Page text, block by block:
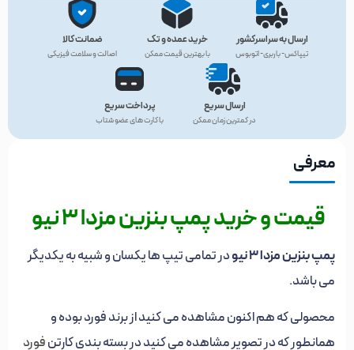
ارسال به سراسرکشور
تیپاکس- باربری- اتوبوس
خرید عمده و تک
با بهترین قیمت ممکن
ضمانت کالا
اصالت و سلامت فیزیکی
ارسال سریع
در کمترین زمان ممکن
پرداخت سریع
با کارت های عضو شتاب
معرفی
قیمت و خرید پمپ بنزین مزدا 3 نیو
پمپ بنزین مزدا 3 نیو
در تمامی تیپ ها یکسان و شبیه به یکدیگر
می باشد.
محصولی که هم اکنون مشاهده می کنید از برند فورد بوده و
همانطور که در تصویر مشاهده می کنید در بسته بندی کارتنفورد